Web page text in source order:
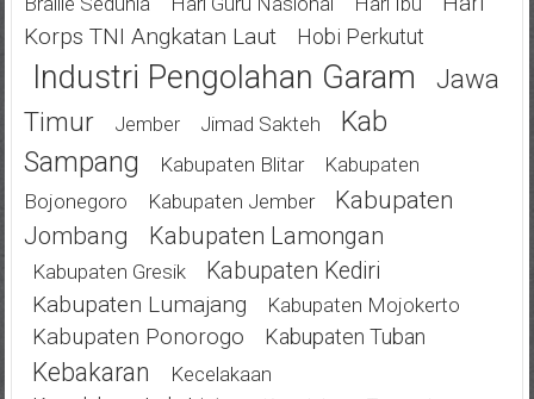
Korps TNI Angkatan Laut
Hobi Perkutut
Industri Pengolahan Garam
Jawa
Timur
Jember Jimad Sakteh
Kab
Sampang
Kabupaten Blitar
Kabupaten
Bojonegoro
Kabupaten Jember
Kabupaten
Jombang
Kabupaten Lamongan
Kabupaten Gresik
Kabupaten Kediri
Kabupaten Lumajang
Kabupaten Mojokerto
Kabupaten Ponorogo Kabupaten Tuban
Kebakaran Kecelakaan